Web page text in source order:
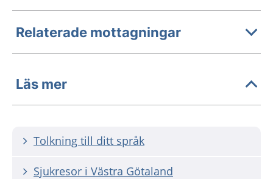
Relaterade mottagningar
Läs mer
Tolkning till ditt språk
Sjukresor i Västra Götaland